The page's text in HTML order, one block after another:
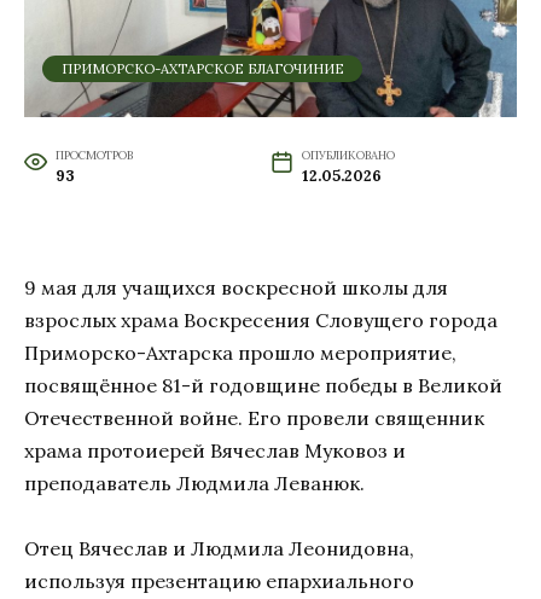
ПРИМОРСКО-АХТАРСКОЕ БЛАГОЧИНИЕ
ПРОСМОТРОВ
93
ОПУБЛИКОВАНО
12.05.2026
9 мая для учащихся воскресной школы для
взрослых храма Воскресения Словущего города
Приморско-Ахтарска прошло мероприятие,
посвящённое 81-й годовщине победы в Великой
Отечественной войне. Его провели священник
храма протоиерей Вячеслав Муковоз и
преподаватель Людмила Леванюк.
Отец Вячеслав и Людмила Леонидовна,
используя презентацию епархиального